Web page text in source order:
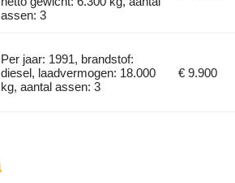
assen: 3
Per jaar: 1991, brandstof:
diesel, laadvermogen: 18.000
kg, aantal assen: 3
€ 9.900